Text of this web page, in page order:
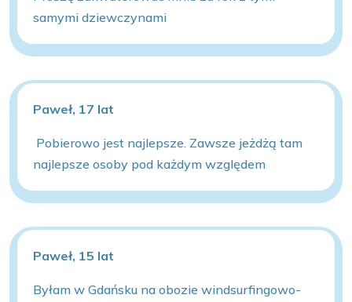
samymi dziewczynami
Paweł, 17 lat
Pobierowo jest najlepsze. Zawsze jeżdżą tam
najlepsze osoby pod każdym względem
Paweł, 15 lat
Byłam w Gdańsku na obozie windsurfingowo-